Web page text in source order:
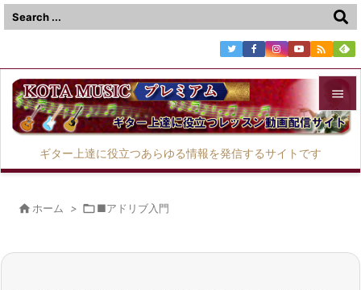
ギター上達に役立つあらゆる情報を発信するサイトです





 ホーム > ■アドリブ入門